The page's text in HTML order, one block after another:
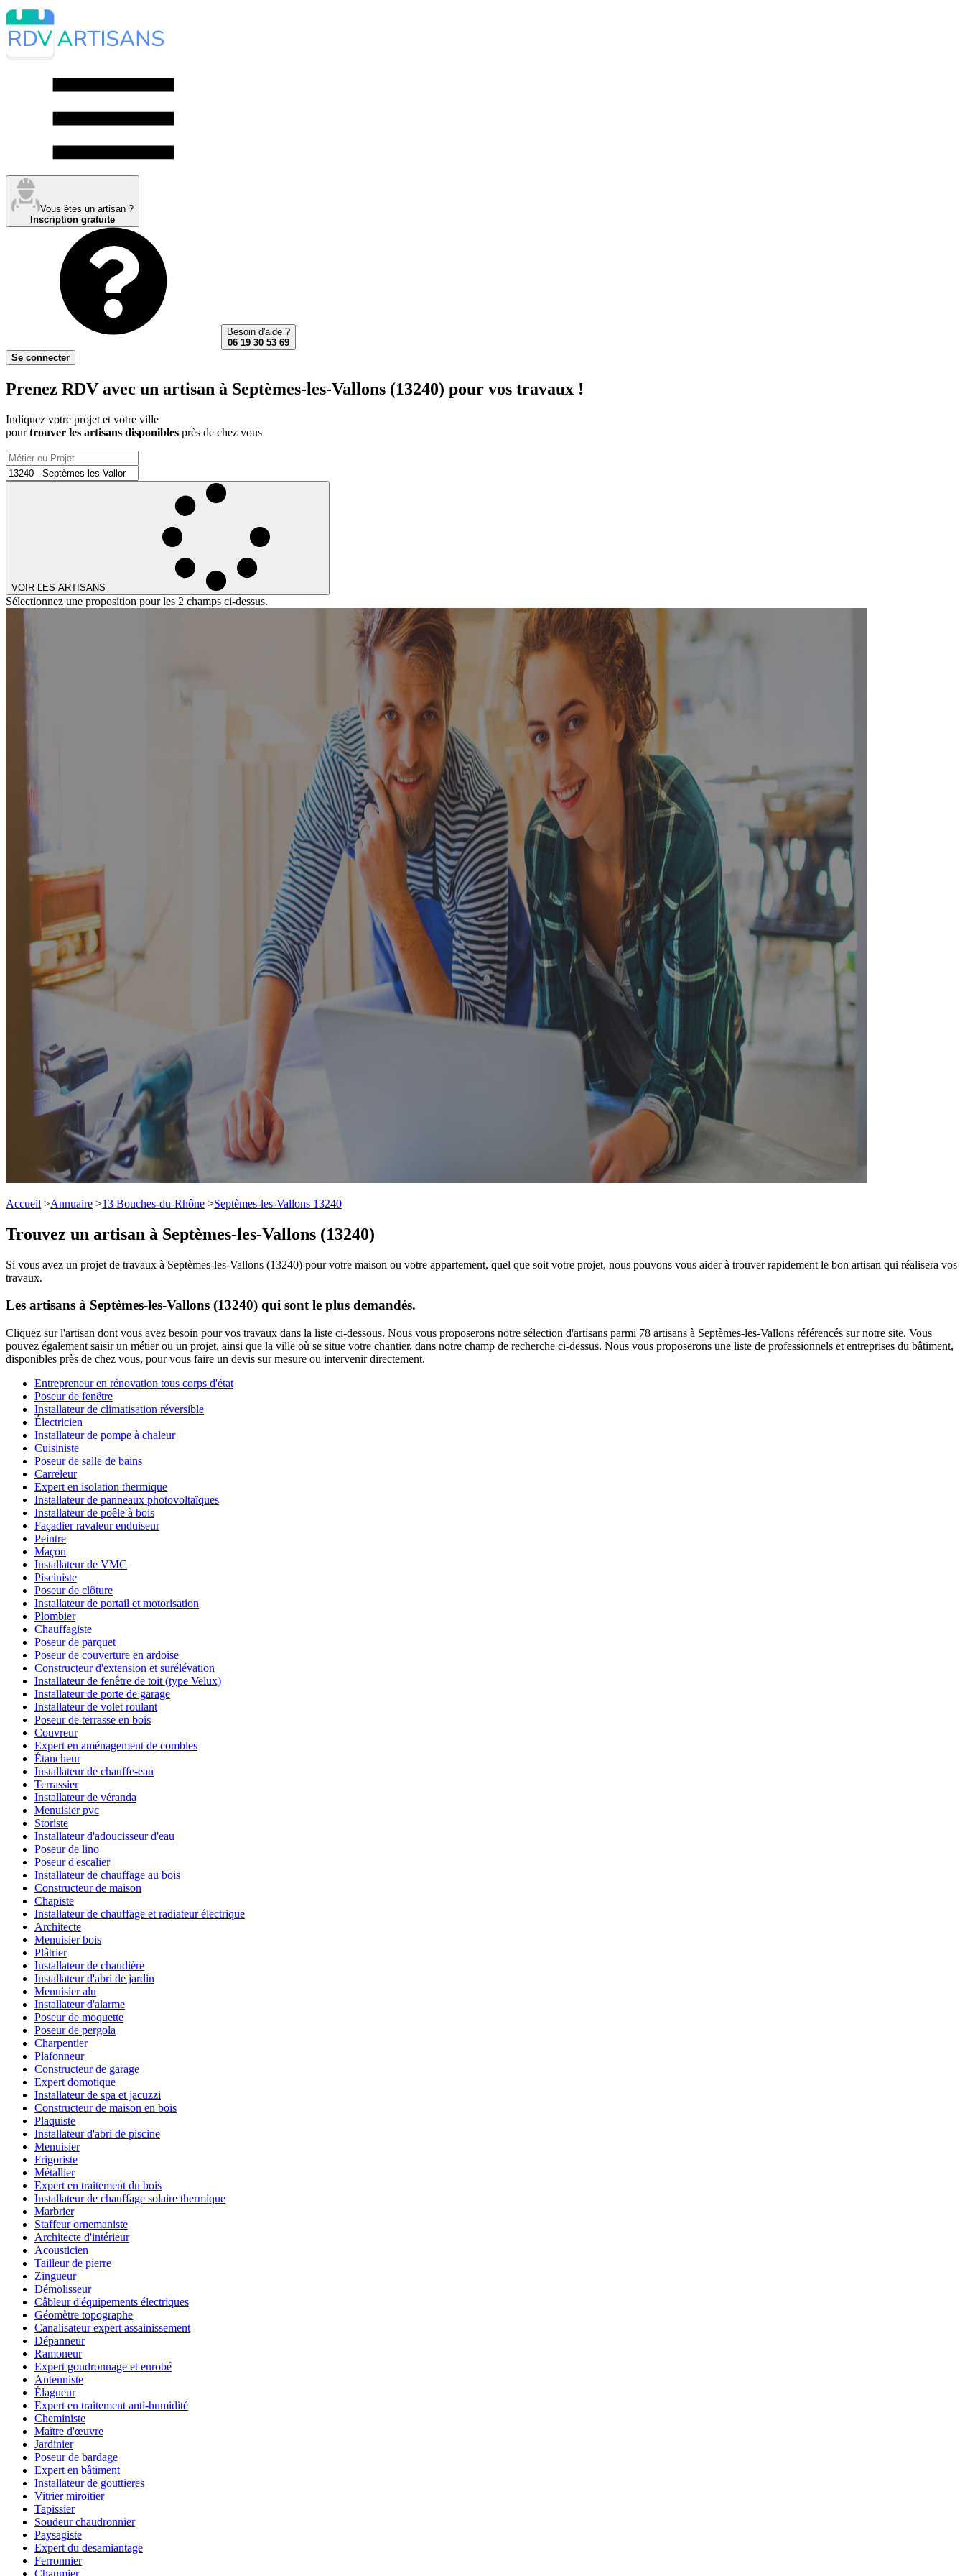
Vous êtes un artisan ?
Inscription gratuite
Besoin d'aide ?
06 19 30 53 69
Se connecter
Prenez RDV avec un artisan à Septèmes-les-Vallons (13240) pour vos travaux !
Indiquez votre projet et votre ville
pourtrouver les artisans disponibles près de chez vous
VOIR LES ARTISANS
Sélectionnez une proposition pour les 2 champs ci-dessus.
Accueil >Annuaire >13 Bouches-du-Rhône >Septèmes-les-Vallons 13240
Trouvez un artisan à Septèmes-les-Vallons (13240)
Si vous avez un projet de travaux à Septèmes-les-Vallons (13240) pour votre maison ou votre appartement, quel que soit votre projet, nous pouvons vous aider à trouver rapidement le bon artisan qui réalisera vos
travaux.
Les artisans à Septèmes-les-Vallons (13240) qui sont le plus demandés.
Cliquez sur l'artisan dont vous avez besoin pour vos travaux dans la liste ci-dessous. Nous vous proposerons notre sélection d'artisans parmi 78 artisans à Septèmes-les-Vallons référencés sur notre site. Vous
pouvez également saisir un métier ou un projet, ainsi que la ville où se situe votre chantier, dans notre champ de recherche ci-dessus. Nous vous proposerons une liste de professionnels et entreprises du bâtiment,
disponibles près de chez vous, pour vous faire un devis sur mesure ou intervenir directement.
Entrepreneur en rénovation tous corps d'état
Poseur de fenêtre
Installateur de climatisation réversible
Électricien
Installateur de pompe à chaleur
Cuisiniste
Poseur de salle de bains
Carreleur
Expert en isolation thermique
Installateur de panneaux photovoltaïques
Installateur de poêle à bois
Façadier ravaleur enduiseur
Peintre
Maçon
Installateur de VMC
Pisciniste
Poseur de clôture
Installateur de portail et motorisation
Plombier
Chauffagiste
Poseur de parquet
Poseur de couverture en ardoise
Constructeur d'extension et surélévation
Installateur de fenêtre de toit (type Velux)
Installateur de porte de garage
Installateur de volet roulant
Poseur de terrasse en bois
Couvreur
Expert en aménagement de combles
Étancheur
Installateur de chauffe-eau
Terrassier
Installateur de véranda
Menuisier pvc
Storiste
Installateur d'adoucisseur d'eau
Poseur de lino
Poseur d'escalier
Installateur de chauffage au bois
Constructeur de maison
Chapiste
Installateur de chauffage et radiateur électrique
Architecte
Menuisier bois
Plâtrier
Installateur de chaudière
Installateur d'abri de jardin
Menuisier alu
Installateur d'alarme
Poseur de moquette
Poseur de pergola
Charpentier
Plafonneur
Constructeur de garage
Expert domotique
Installateur de spa et jacuzzi
Constructeur de maison en bois
Plaquiste
Installateur d'abri de piscine
Menuisier
Frigoriste
Métallier
Expert en traitement du bois
Installateur de chauffage solaire thermique
Marbrier
Staffeur ornemaniste
Architecte d'intérieur
Acousticien
Tailleur de pierre
Zingueur
Démolisseur
Câbleur d'équipements électriques
Géomètre topographe
Canalisateur expert assainissement
Dépanneur
Ramoneur
Expert goudronnage et enrobé
Antenniste
Élagueur
Expert en traitement anti-humidité
Cheministe
Maître d'œuvre
Jardinier
Poseur de bardage
Expert en bâtiment
Installateur de gouttieres
Vitrier miroitier
Tapissier
Soudeur chaudronnier
Paysagiste
Expert du desamiantage
Ferronnier
Chaumier